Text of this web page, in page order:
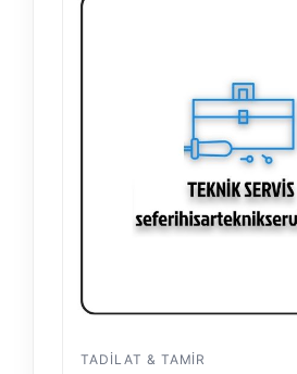
TADILAT & TAMIR